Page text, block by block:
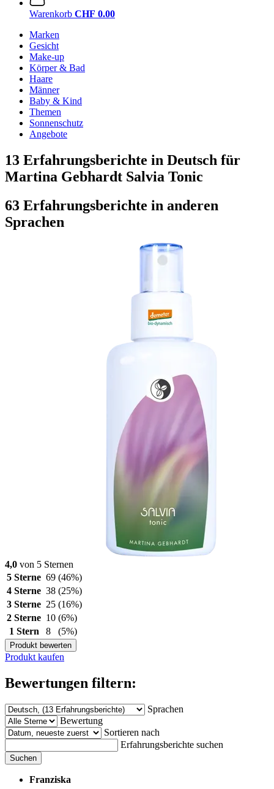
Warenkorb CHF 0.00
Marken
Gesicht
Make-up
Körper & Bad
Haare
Männer
Baby & Kind
Themen
Sonnenschutz
Angebote
13 Erfahrungsberichte in Deutsch für
Martina Gebhardt Salvia Tonic
63 Erfahrungsberichte in anderen
Sprachen
4,0 von 5 Sternen
5 Sterne 69 (46%)
4 Sterne 38 (25%)
3 Sterne 25 (16%)
2 Sterne 10 (6%)
1 Stern
8 (5%)
Produkt bewerten
Produkt kaufen
Bewertungen filtern:
Sprachen
Bewertung
Sortieren nach
Erfahrungsberichte suchen
Suchen
Franziska